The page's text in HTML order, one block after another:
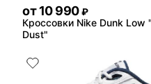
от 10 990 ₽
Кроссовки Nike Dunk Low
Dust"